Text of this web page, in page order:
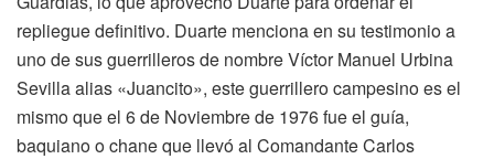
repliegue definitivo. Duarte menciona en su testimonio a
uno de sus guerrilleros de nombre Víctor Manuel Urbina
Sevilla alias «Juancito», este guerrillero campesino es el
mismo que el 6 de Noviembre de 1976 fue el guía,
baquiano o chane que llevó al Comandante Carlos